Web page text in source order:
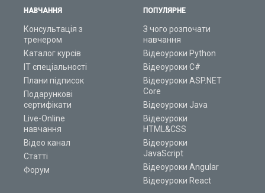
НАВЧАННЯ
Консультація з
тренером
Каталог курсів
ІТ спеціальності
Плани підписок
Подарункові
сертифікати
Live-Online
навчання
Відео канал
Статті
Форум
ПОПУЛЯРНЕ
З чого розпочати
навчання
Відеоуроки Python
Відеоуроки C#
Відеоуроки ASP.NET
Core
Відеоуроки Java
Відеоуроки
HTML&CSS
Відеоуроки
JavaScript
Відеоуроки Angular
Відеоуроки React